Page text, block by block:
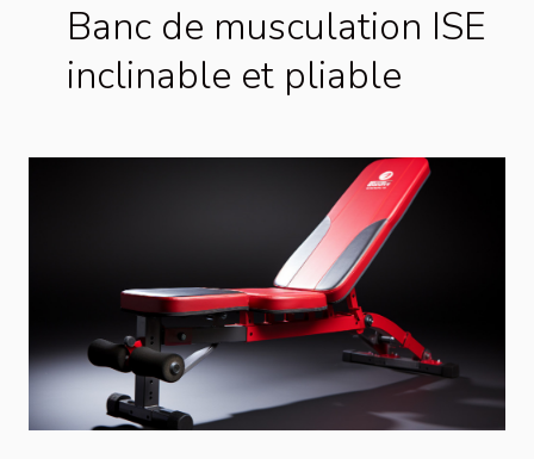
Banc de musculation ISE
inclinable et pliable